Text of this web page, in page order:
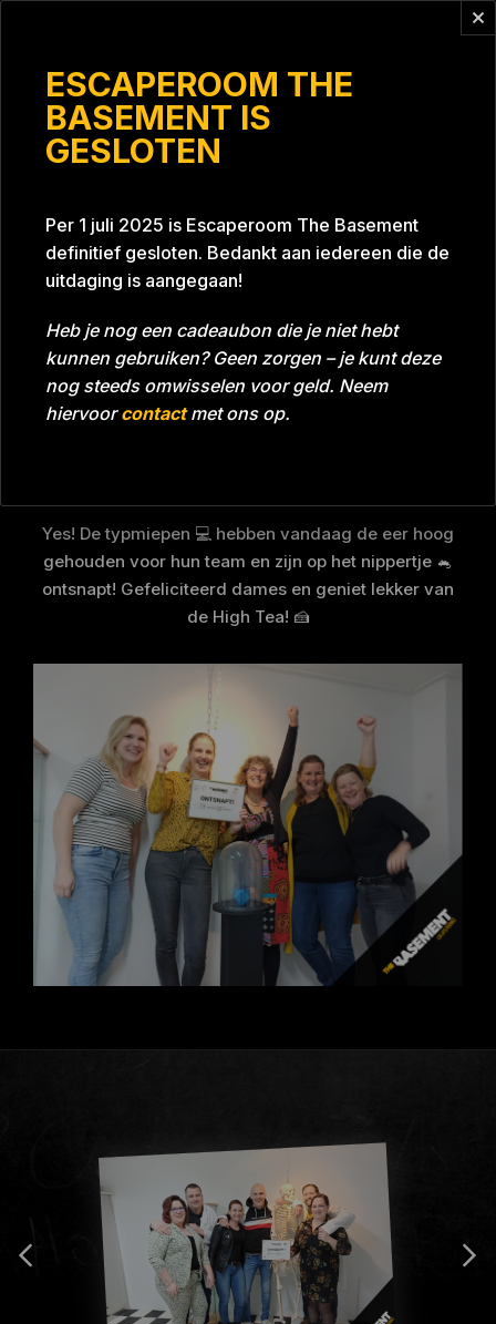
ESCAPEROOM THE
BASEMENT IS
GESLOTEN
Per 1 juli 2025 is Escaperoom The Basement
definitief gesloten. Bedankt aan iedereen die de
uitdaging is aangegaan!
Heb je nog een cadeaubon die je niet hebt
kunnen gebruiken? Geen zorgen – je kunt deze
nog steeds omwisselen voor geld. Neem
hiervoorcontactmet ons op.
Tijd 59:27 Datum 30-10-2021
Room Project Blue 26A8
Yes! De typmiepen 💻 hebben vandaag de eer hoog
gehouden voor hun team en zijn op het nippertje 🐁
ontsnapt! Gefeliciteerd dames en geniet lekker van
de High Tea! 🍰